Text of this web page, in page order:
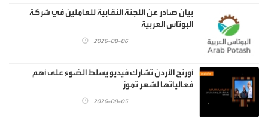
بيان صادر عن اللجنة النقابية للعاملين في شركة
البوتاس العربية
2026-08-06
أورنج الأردن تشارك فيديو يسلط الضوء على أهم
فعالياتها لشهر تموز
2026-08-05